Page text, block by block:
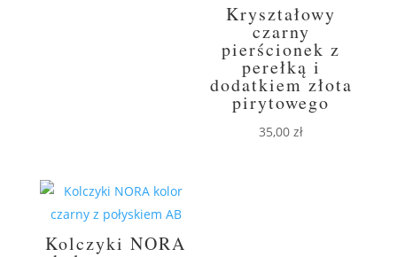
Kryształowy
czarny
pierścionek z
perełką i
dodatkiem złota
pirytowego
35,00zł
Kolczyki NORA